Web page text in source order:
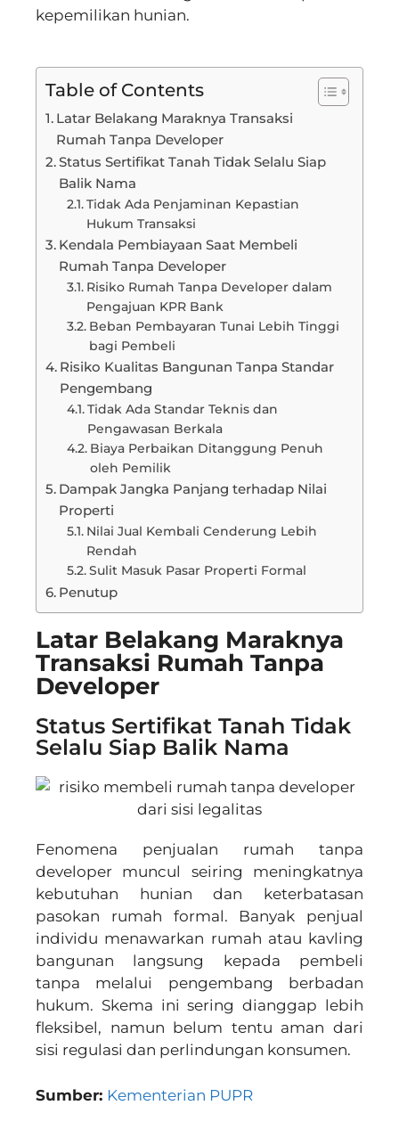
kepemilikan hunian.
Table of Contents
Latar Belakang Maraknya Transaksi
Rumah Tanpa Developer
Status Sertifikat Tanah Tidak Selalu Siap
Balik Nama
Tidak Ada Penjaminan Kepastian
Hukum Transaksi
Kendala Pembiayaan Saat Membeli
Rumah Tanpa Developer
Risiko Rumah Tanpa Developer dalam
Pengajuan KPR Bank
Beban Pembayaran Tunai Lebih Tinggi
bagi Pembeli
Risiko Kualitas Bangunan Tanpa Standar
Pengembang
Tidak Ada Standar Teknis dan
Pengawasan Berkala
Biaya Perbaikan Ditanggung Penuh
oleh Pemilik
Dampak Jangka Panjang terhadap Nilai
Properti
Nilai Jual Kembali Cenderung Lebih
Rendah
Sulit Masuk Pasar Properti Formal
Penutup
Latar Belakang Maraknya
Transaksi Rumah Tanpa
Developer
Status Sertifikat Tanah Tidak
Selalu Siap Balik Nama
Fenomena penjualan rumah tanpa
developer muncul seiring meningkatnya
kebutuhan hunian dan keterbatasan
pasokan rumah formal. Banyak penjual
individu menawarkan rumah atau kavling
bangunan langsung kepada pembeli
tanpa melalui pengembang berbadan
hukum. Skema ini sering dianggap lebih
fleksibel, namun belum tentu aman dari
sisi regulasi dan perlindungan konsumen.
Sumber: Kementerian PUPR